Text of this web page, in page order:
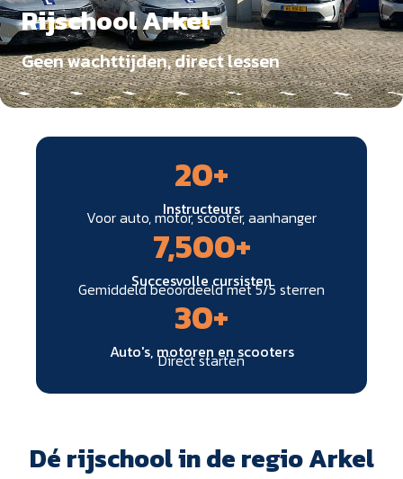
Rijschool Arkel
Geen wachttijden, direct lessen
Instructeurs
20+
Voor auto, motor, scooter, aanhanger
Succesvolle cursisten
7,500+
Gemiddeld beoordeeld met 5/5 sterren
Auto's, motoren en scooters
30+
Direct starten
Dé rijschool in de regio Arkel